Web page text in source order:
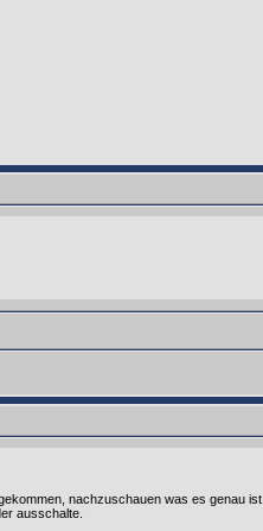
nachzuschauen was es genau ist.
ausschalte.